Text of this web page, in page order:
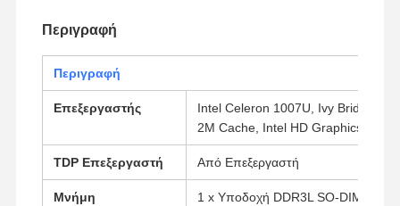
Περιγραφή
Περιγραφή
Επεξεργαστής
Intel Celeron 1007U, Ivy Bridge, 2
2M Cache, Intel HD Graphics.
TDP Επεξεργαστή Από Επεξεργαστή
Μνήμη 1 x Υποδοχή DDR3L SO-DIMM